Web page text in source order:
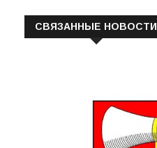
СВЯЗАННЫЕ НОВОСТИ